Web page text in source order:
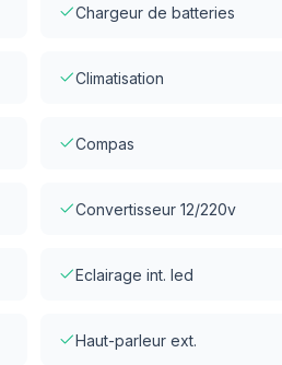
Chargeur de batteries
Climatisation
Compas
Convertisseur 12/220v
Eclairage int. led
Haut-parleur ext.